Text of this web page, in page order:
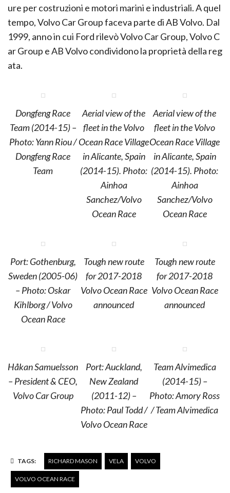
ure per costruzioni e motori marini e industriali. A quel
tempo, Volvo Car Group faceva parte di AB Volvo. Dal
1999, anno in cui Ford rilevò Volvo Car Group, Volvo C
ar Group e AB Volvo condividono la proprietà della reg
ata.
Dongfeng Race
Team (2014-15) –
Photo: Yann Riou /
Dongfeng Race
Team
Aerial view of the
fleet in the Volvo
Ocean Race Village
in Alicante, Spain
(2014-15). Photo:
Ainhoa
Sanchez/Volvo
Ocean Race
Aerial view of the
fleet in the Volvo
Ocean Race Village
in Alicante, Spain
(2014-15). Photo:
Ainhoa
Sanchez/Volvo
Ocean Race
Port: Gothenburg,
Sweden (2005-06)
– Photo: Oskar
Kihlborg / Volvo
Ocean Race
Tough new route
for 2017-2018
Volvo Ocean Race
announced
Tough new route
for 2017-2018
Volvo Ocean Race
announced
Håkan Samuelsson
– President & CEO,
Volvo Car Group
Port: Auckland,
New Zealand
(2011-12) –
Photo: Paul Todd /
Volvo Ocean Race
Team Alvimedica
(2014-15) –
Photo: Amory Ross
/ Team Alvimedica
TAGS: RICHARD MASON VELA VOLVO
VOLVO OCEAN RACE